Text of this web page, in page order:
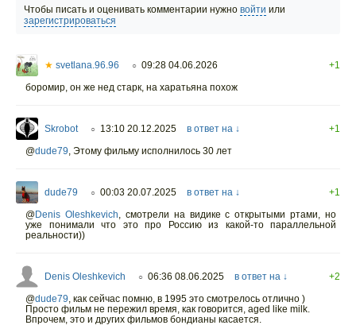
Чтобы писать и оценивать комментарии нужно войти или
зарегистрироваться
★ svetlana.96.96 ○ 09:28 04.06.2026
+1
боромир, он же нед старк, на харатьяна похож
Skrobot ○ 13:10 20.12.2025 в ответ на ↓
+1
@dude79, Этому фильму исполнилось 30 лет
dude79 ○ 00:03 20.07.2025 в ответ на ↓
+1
@Denis Oleshkevich,смотрели на видике с открытыми ртами, но
уже понимали что это про Россию из какой-то параллельной
реальности))
Denis Oleshkevich ○ 06:36 08.06.2025 в ответ на ↓
+2
@dude79, как сейчас помню, в 1995 это смотрелось отлично )
Просто фильм не пережил время, как говорится, aged like milk.
Впрочем, это и других фильмов бондианы касается.